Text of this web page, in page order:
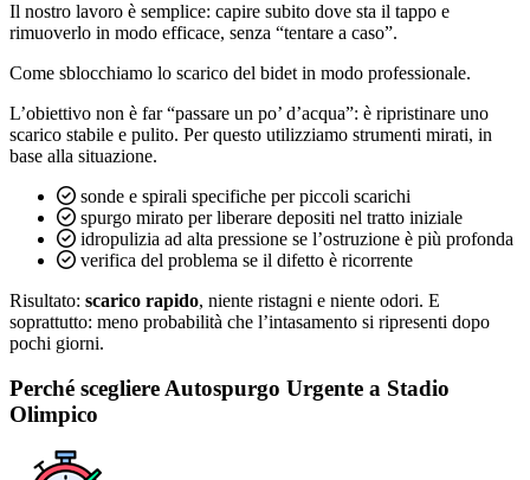
Il nostro lavoro è semplice: capire subito dove sta il tappo e
rimuoverlo in modo efficace, senza “tentare a caso”.
Come sblocchiamo lo scarico del bidet in modo professionale.
L’obiettivo non è far “passare un po’ d’acqua”: è ripristinare uno
scarico stabile e pulito. Per questo utilizziamo strumenti mirati, in
base alla situazione.
sonde e spirali specifiche per piccoli scarichi
spurgo mirato per liberare depositi nel tratto iniziale
idropulizia ad alta pressione se l’ostruzione è più profonda
verifica del problema se il difetto è ricorrente
Risultato: scarico rapido, niente ristagni e niente odori. E
soprattutto: meno probabilità che l’intasamento si ripresenti dopo
pochi giorni.
Perché scegliere Autospurgo Urgente a Stadio
Olimpico